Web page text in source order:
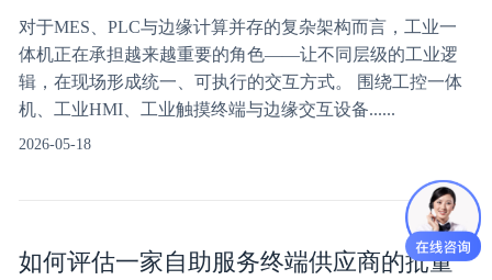
对于MES、PLC与边缘计算并存的复杂架构而言，工业一
体机正在承担越来越重要的角色——让不同层级的工业逻
辑，在现场形成统一、可执行的交互方式。 围绕工控一体
机、工业HMI、工业触摸终端与边缘交互设备......
2026-05-18
如何评估一家自助服务终端供应商的批量